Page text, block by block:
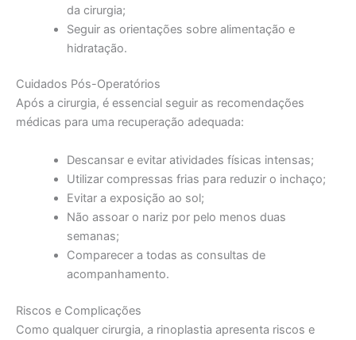
da cirurgia;
Seguir as orientações sobre alimentação e
hidratação.
Cuidados Pós-Operatórios
Após a cirurgia, é essencial seguir as recomendações
médicas para uma recuperação adequada:
Descansar e evitar atividades físicas intensas;
Utilizar compressas frias para reduzir o inchaço;
Evitar a exposição ao sol;
Não assoar o nariz por pelo menos duas
semanas;
Comparecer a todas as consultas de
acompanhamento.
Riscos e Complicações
Como qualquer cirurgia, a rinoplastia apresenta riscos e